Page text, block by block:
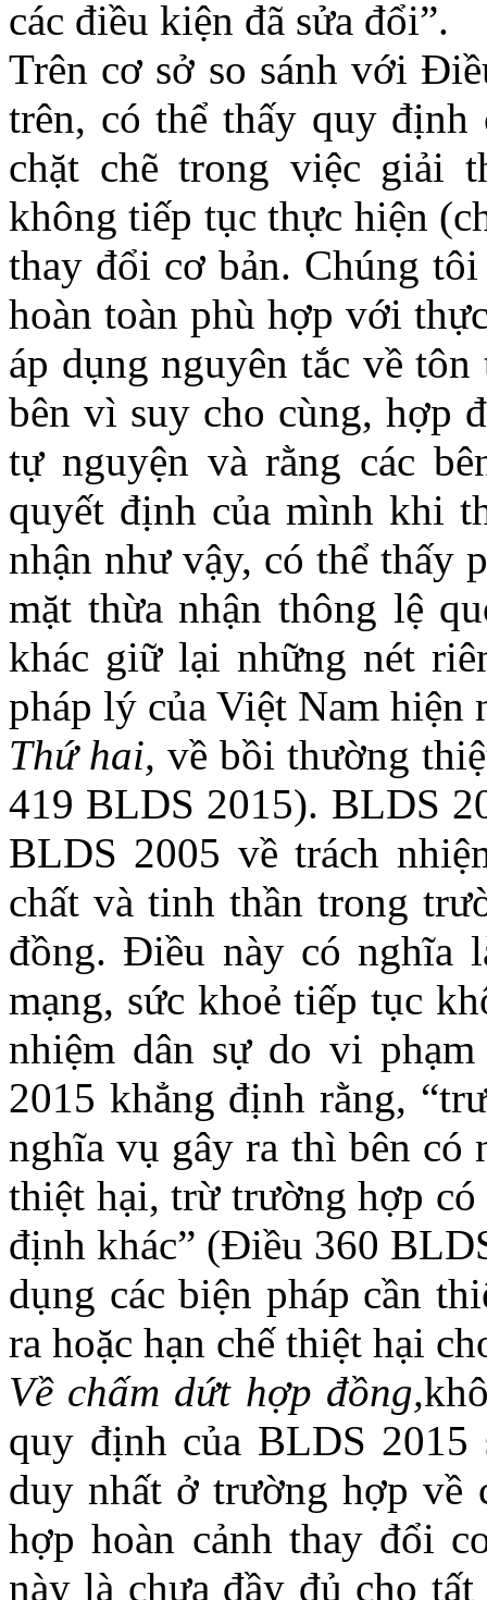
các điều kiện đã sửa đổi”.
Trên cơ sở so sánh với
trên, có thể thấy quy
chặt chẽ trong việc giải
không tiếp tục thực hiện
thay đổi cơ bản. Chúng
hoàn toàn phù hợp với
áp dụng nguyên tắc về
bên vì suy cho cùng, hợp
tự nguyện và rằng các
quyết định của mình khi
nhận như vậy, có thể thấy
mặt thừa nhận thông lệ
khác giữ lại những nét
pháp lý của Việt Nam hiện
Thứ hai,về bồi thường
419 BLDS 2015). BLDS
BLDS 2005 về trách
chất và tinh thần trong
đồng. Điều này có nghĩa
mạng, sức khoẻ tiếp tục
nhiệm dân sự do vi
2015 khẳng định rằng,
nghĩa vụ gây ra thì bên có
thiệt hại, trừ trường hợp có
định khác” (Điều 360
dụng các biện pháp cần
ra hoặc hạn chế thiệt hại
Về chấm dứt hợp đồng,
quy định của BLDS
duy nhất ở trường hợp về
hợp hoàn cảnh thay đổi
này là chưa đầy đủ cho